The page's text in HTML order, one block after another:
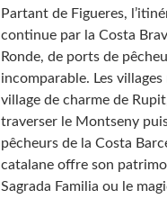
Partant de Figueres,
continue par la Costa
Ronde, de ports de
incomparable. Les
village de charme de
traverser le Montseny
pêcheurs de la Costa
catalane offre son
Sagrada Familia ou le